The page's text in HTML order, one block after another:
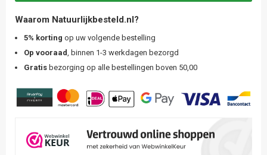
Waarom Natuurlijkbesteld.nl?
5% korting op uw volgende bestelling
Op vooraad
, binnen 1-3 werkdagen bezorgd
Gratis bezorging op alle bestellingen boven 50,00